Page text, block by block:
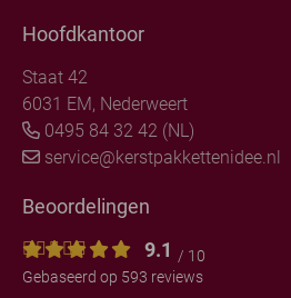
Hoofdkantoor
Staat 42
6031 EM, Nederweert
0495 84 32 42 (NL)
service@kerstpakkettenidee.nl
Beoordelingen
9.1 / 10
Gebaseerd op 593 reviews